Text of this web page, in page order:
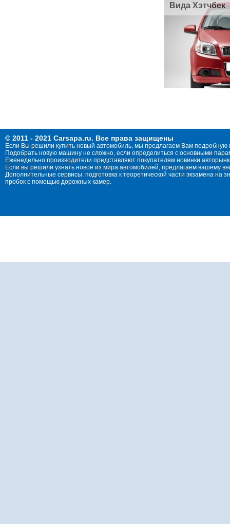
Вида Хэтчбек
© 2011 - 2021 Carsapa.ru. Все права защищены
Если Вы решили купить новый автомобиль, мы предлагаем Вам
Подобрать новую машину не сложно, если определиться с основными
Еженедельно производители представляют покупателям новинки
Если вы решили узнать новое из мира автомобилей, предлагаем вашему
Дополнительные сервисы: подготовка к теоретической части экзамена
пробок с помощью дорожных камер.